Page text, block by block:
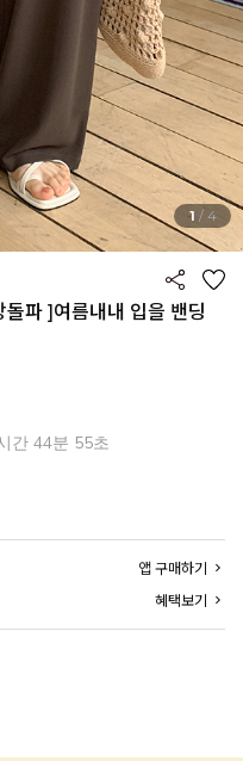
1 / 4
파 ]여름내내 입을 밴딩
간 44분 54초
앱 구매하기
혜택보기